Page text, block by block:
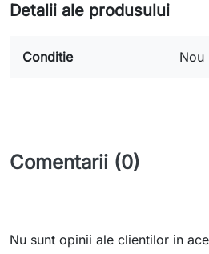
Detalii ale produsului
Conditie Nou
Comentarii (0)
Nu sunt opinii ale clientilor in